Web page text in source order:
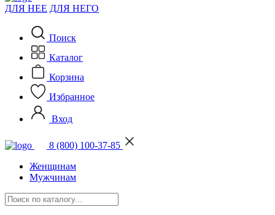
ДЛЯ НЕЕ ДЛЯ НЕГО
Поиск
Каталог
Корзина
Избранное
Вход
8 (800) 100-37-85
Женщинам
Мужчинам